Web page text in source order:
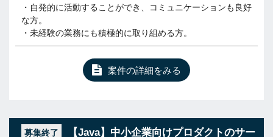
・自発的に活動することができ、コミュニケーションも良好
な方。
・未経験の業務にも積極的に取り組める方。
案件の詳細をみる
募集終了
【Java】中小企業向けプロダクトのサー